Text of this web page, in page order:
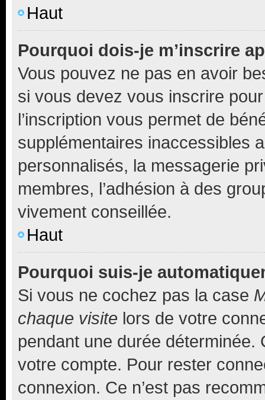
Haut
Pourquoi dois-je m’inscrire
Vous pouvez ne pas en avoir
si vous devez vous inscrire
l’inscription vous permet de
supplémentaires inaccessibles
personnalisés, la messagerie
membres, l’adhésion à des
vivement conseillée.
Haut
Pourquoi suis-je
Si vous ne cochez pas la case
chaque visite lors de votre
pendant une durée déterminée.
votre compte. Pour rester
connexion. Ce n’est pas